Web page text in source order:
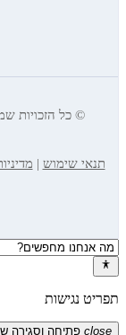
© כל הזכויות
תנאי שימוש |
תפריט נגישות
close פתיחה וסגירה